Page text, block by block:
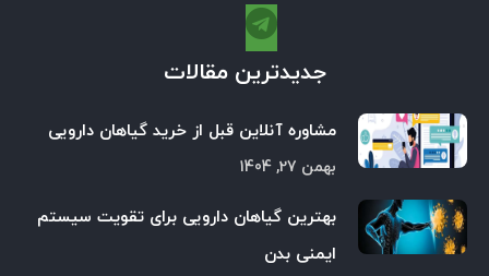
جدیدترین مقالات
مشاوره آنلاین قبل از خرید گیاهان دارویی
بهمن 27, 1404
بهترین گیاهان دارویی برای تقویت سیستم
ایمنی بدن